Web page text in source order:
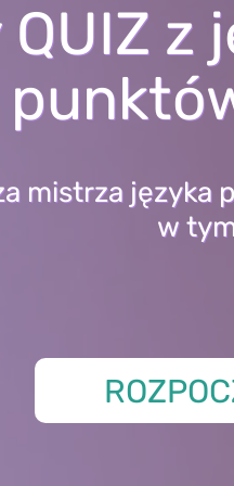
z
mistrza języka
w